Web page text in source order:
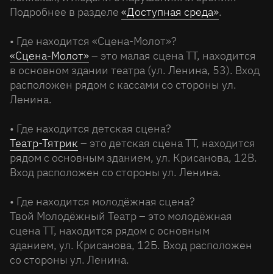
Подробнее в разделе «Доступная среда».
• Где находится «Сцена-Молот»?
«Сцена-Молот»– это малая сцена ТТ, находится
в основном здании театра (ул. Ленина, 53). Вход
расположен рядом с кассами со стороны ул.
Ленина.
• Где находится детская сцена?
Театр-Тятрик – это детская сцена ТТ, находится
рядом с основным зданием, ул. Крисанова, 12В.
Вход расположен со стороны ул. Ленина.
• Где находится молодёжная сцена?
Твой Молодёжный Театр – это молодёжная
сцена ТТ, находится рядом с основным
зданием, ул. Крисанова, 12Б. Вход расположен
со стороны ул. Ленина.